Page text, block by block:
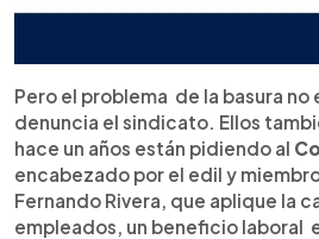
Pero el problema de la basura no
denuncia el sindicato. Ellos
hace un años están pidiendo al
encabezado por el edil y
Fernando Rivera, que aplique la
empleados, un beneficio laboral